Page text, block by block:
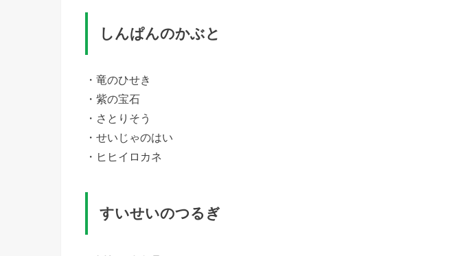
しんぱんのかぶと
・竜のひせき
・紫の宝石
・さとりそう
・せいじゃのはい
・ヒヒイロカネ
すいせいのつるぎ